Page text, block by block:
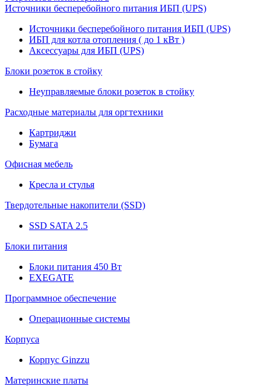
Источники бесперебойного питания ИБП (UPS)
Источники бесперебойного питания ИБП (UPS)
ИБП для котла отопления ( до 1 кВт )
Аксессуары для ИБП (UPS)
Блоки розеток в стойку
Неуправляемые блоки розеток в стойку
Расходные материалы для оргтехники
Картриджи
Бумага
Офисная мебель
Кресла и стулья
Твердотельные накопители (SSD)
SSD SATA 2.5
Блоки питания
Блоки питания 450 Вт
EXEGATE
Программное обеспечение
Операционные системы
Корпуса
Корпус Ginzzu
Материнские платы